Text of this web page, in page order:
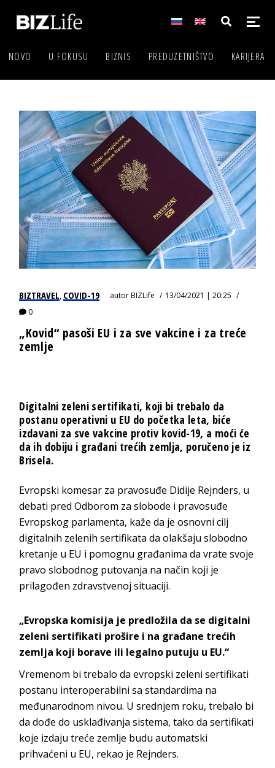
NOVO U FOKUSU BIZNIS PREDUZETNIŠTVO KARIJERA
BIZTRAVEL, COVID-19 autorBIZLife
13/04/2021 | 20:25
0
„Kovid“ pasoši EU i za sve vakcine i za treće
zemlje
Digitalni zeleni sertifikati, koji bi trebalo da
postanu operativni u EU do početka leta, biće
izdavani za sve vakcine protiv kovid-19, a moći će
da ih dobiju i građani trećih zemlja, poručeno je iz
Brisela.
Evropski komesar za pravosuđe Didije Rejnders, u
debati pred Odborom za slobode i pravosuđe
Evropskog parlamenta, kaže da je osnovni cilj
digitalnih zelenih sertifikata da olakšaju slobodno
kretanje u EU i pomognu građanima da vrate svoje
pravo slobodnog putovanja na način koji je
prilagođen zdravstvenoj situaciji.
„Evropska komisija je predložila da se digitalni
zeleni sertifikati prošire i na građane trećih
zemlja koji borave ili legalno putuju u EU.“
Vremenom bi trebalo da evropski zeleni sertifikati
postanu interoperabilni sa standardima na
međunarodnom nivou. U srednjem roku, trebalo bi
da dođe do usklađivanja sistema, tako da sertifikati
koje izdaju treće zemlje budu automatski
prihvaćeni u EU, rekao je Rejnders.